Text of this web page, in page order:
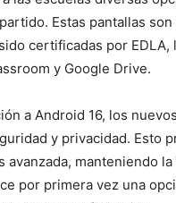
Estas pantallas
certificadas por
y Google Drive.
a Android 16, los
y privacidad. Esto
avanzada, manteniendo
por primera vez una